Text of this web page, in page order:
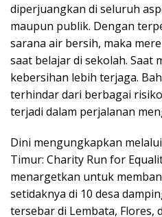
diperjuangkan di seluruh
maupun publik. Dengan
sarana air bersih, maka
saat belajar di sekolah. Saat
kebersihan lebih terjaga.
terhindar dari berbagai
terjadi dalam perjalanan
Dini mengungkapkan
Timur: Charity Run for
menargetkan untuk
setidaknya di 10 desa
tersebar di Lembata, Flores,